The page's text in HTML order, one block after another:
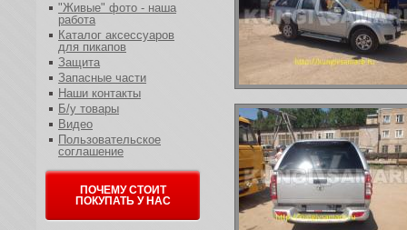
"Живые" фото - наша
работа
Каталог аксессуаров
для пикапов
Защита
Запасные части
Наши контакты
Б/у товары
Видео
Пользовательское
соглашение
ПОЧЕМУ СТОИТ
ПОКУПАТЬ У НАС